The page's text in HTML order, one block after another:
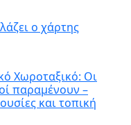
ο χάρτης
Χωροταξικό: Οι
παραμένουν –
και τοπική